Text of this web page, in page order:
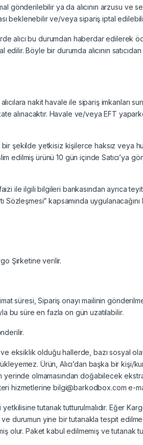
gönderilebilir ya da alıcının arzusu ve
beklenebilir ve/veya sipariş iptal
alıcı bu durumdan haberdar
Böyle bir durumda alıcının
nakit havale ile sipariş imkanları
alınacaktır. Havale ve/veya EFT
bir şekilde yetkisiz kişilerce haksız veya
edilmiş ürünü 10 gün içinde Satıcı’ya
ile ilgili bilgileri bankasından ayrıca
kapsamında
Şirketine verilir.
süresi, Sipariş onayı mailinin
bu süre en fazla on gün uzatılabilir.
eksiklik olduğu hallerde, bazı sosyal
Ürün, Alıcı’dan başka bir
yerinde olmamasından doğabilecek
hizmetlerine bilgi@barkodbox.com e-
tutanak tutturulmalıdır. Eğer
yine bir tutanakla tespit
olur. Paket kabul edilmemiş ve tutanak